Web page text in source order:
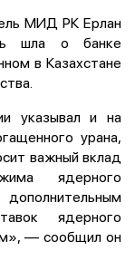
МИД РК Ерлан
шла о банке
в Казахстане
указывал и на
урана,
важный вклад
ядерного
ядерного
— сообщил он